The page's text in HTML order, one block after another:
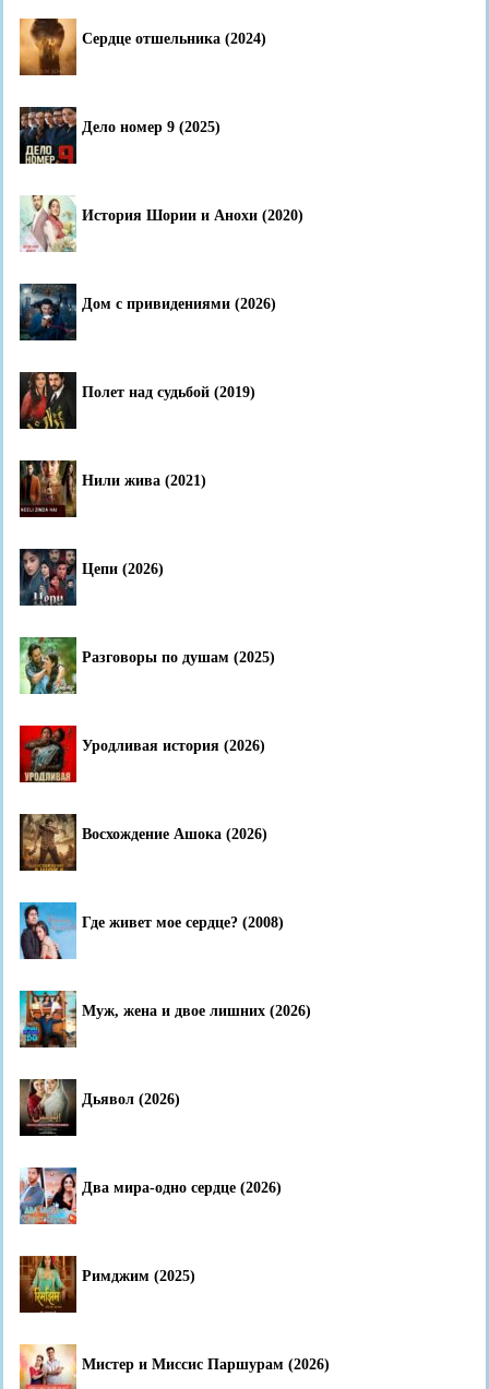
Сердце отшельника (2024)
Дело номер 9 (2025)
История Шории и Анохи (2020)
Дом с привидениями (2026)
Полет над судьбой (2019)
Нили жива (2021)
Цепи (2026)
Разговоры по душам (2025)
Уродливая история (2026)
Восхождение Ашока (2026)
Где живет мое сердце? (2008)
Муж, жена и двое лишних (2026)
Дьявол (2026)
Два мира-одно сердце (2026)
Римджим (2025)
Мистер и Миссис Паршурам (2026)